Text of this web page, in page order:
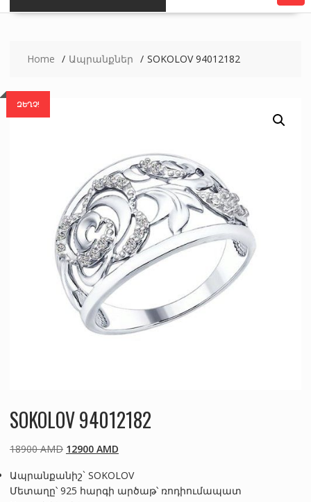
Home Ապրանքներ SOKOLOV 94012182
ԶԵՂՉ!
SOKOLOV 94012182
18900AMD Original
was:
18900 AMD.
12900 AMDCurrent
is:
12900 AMD.
Ապրանքանիշ` SOKOLOV
Մետաղը՝ 925 հարգի արծաթ՝ ռոդիումապատ